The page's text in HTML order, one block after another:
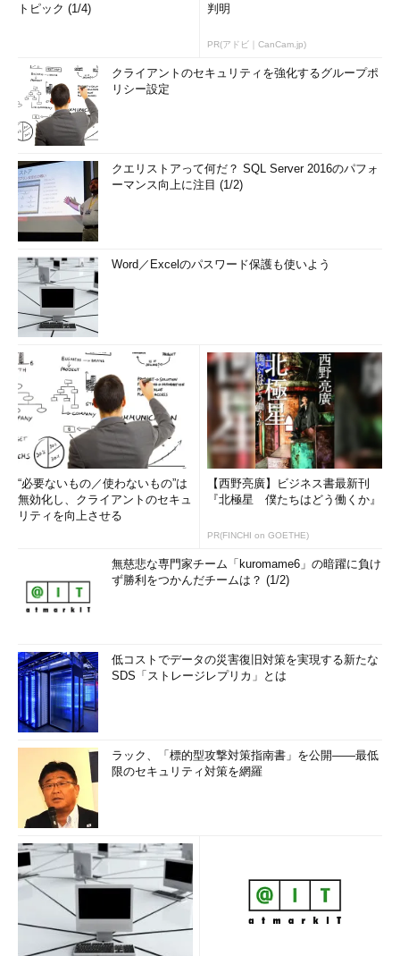
トピック (1/4)
判明
PR(アドビ｜CanCam.jp)
クライアントのセキュリティを強化するグループポ
リシー設定
クエリストアって何だ？ SQL Server 2016のパフォ
ーマンス向上に注目 (1/2)
Word／Excelのパスワード保護も使いよう
“必要ないもの／使わないもの”は
無効化し、クライアントのセキュ
リティを向上させる
【西野亮廣】ビジネス書最新刊
『北極星 僕たちはどう働くか』
PR(FINCHI on GOETHE)
無慈悲な専門家チーム「kuromame6」の暗躍に負け
ず勝利をつかんだチームは？ (1/2)
低コストでデータの災害復旧対策を実現する新たな
SDS「ストレージレプリカ」とは
ラック、「標的型攻撃対策指南書」を公開――最低
限のセキュリティ対策を網羅